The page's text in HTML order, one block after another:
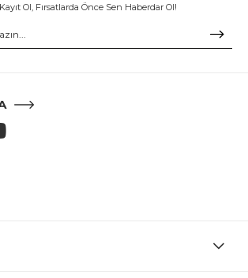
Ol, Fırsatlarda Önce Sen Haberdar Ol!